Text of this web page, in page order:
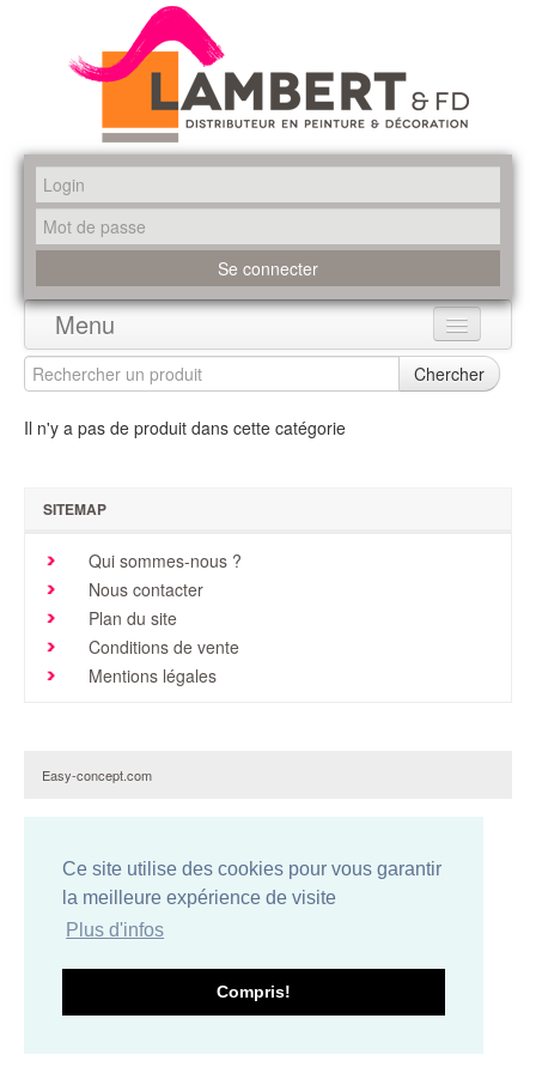
Ce site utilise des cookies pour vous garantir
la meilleure expérience de visite
Plus d'infos
Compris!
Menu
Accueil
Produits
Promotions
Brochures & Tarifs
Actualités
Dépôts
Chercher
Il n'y a pas de produit dans cette catégorie
SITEMAP
Qui sommes-nous ?
Nous contacter
Plan du site
Conditions de vente
Mentions légales
Easy-concept.com